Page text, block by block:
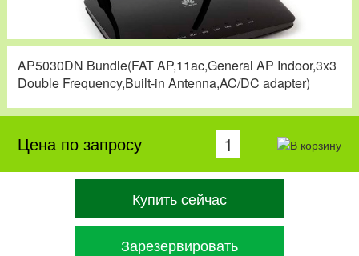
AP5030DN Bundle(FAT AP,11ac,General AP Indoor,3x3
Double Frequency,Built-in Antenna,AC/DC adapter)
Цена по запросу
Купить сейчас
Зарезервировать